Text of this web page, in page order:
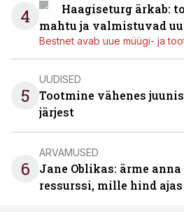
4
Haagiseturg ärkab:
mahtu ja valmistuvad
Bestnet avab uue müügi- ja
5
UUDISED
Tootmine vähenes
järjest
6
ARVAMUSED
Jane Oblikas: ärme
ressurssi, mille hind